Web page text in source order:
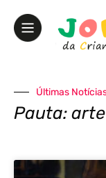
Últimas
Pauta: